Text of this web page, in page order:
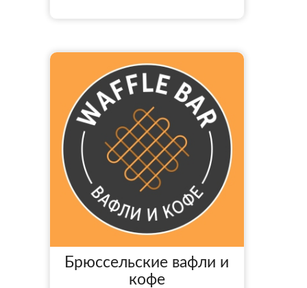
Брюссельские вафли и
кофе